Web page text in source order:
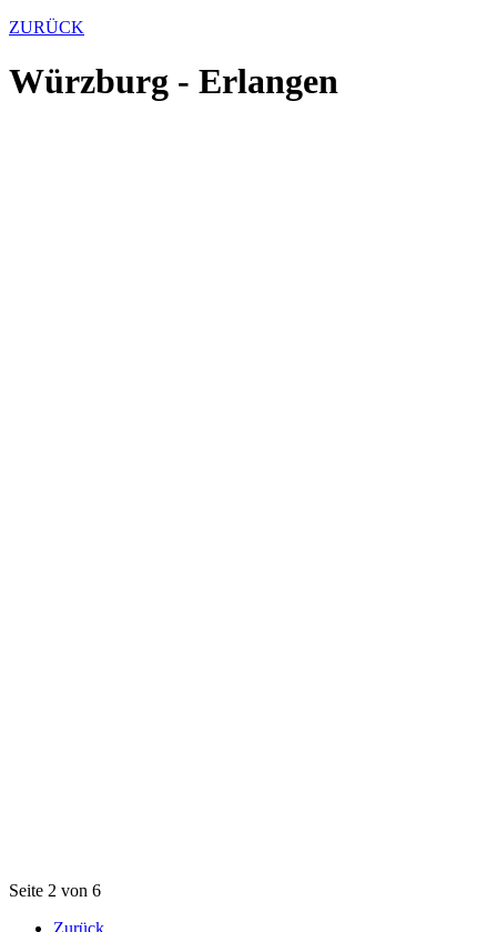
ZURÜCK
Würzburg - Erlangen
Seite 2 von 6
Zurück